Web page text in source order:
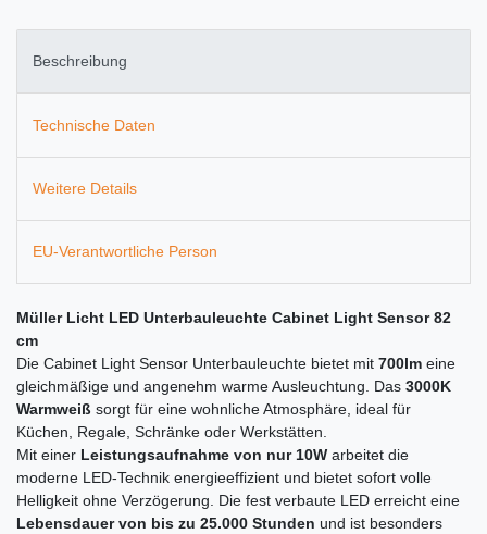
Beschreibung
Technische Daten
Weitere Details
EU-Verantwortliche Person
Müller Licht LED Unterbauleuchte Cabinet Light Sensor 82
cm
Die Cabinet Light Sensor Unterbauleuchte bietet mit 700lm eine
gleichmäßige und angenehm warme Ausleuchtung. Das 3000K
Warmweiß sorgt für eine wohnliche Atmosphäre, ideal für
Küchen, Regale, Schränke oder Werkstätten.
Mit einer Leistungsaufnahme von nur 10W arbeitet die
moderne LED-Technik energieeffizient und bietet sofort volle
Helligkeit ohne Verzögerung. Die fest verbaute LED erreicht eine
Lebensdauer von bis zu 25.000 Stunden und ist besonders